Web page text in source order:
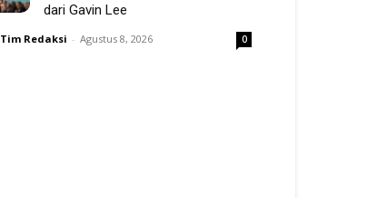
dari Gavin Lee
Tim Redaksi - Agustus 8, 2026 0